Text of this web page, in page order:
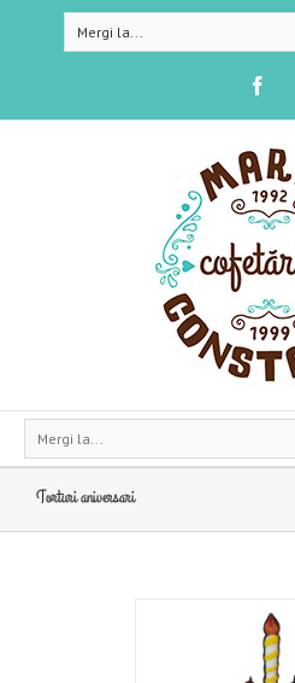
Mergi la...
Mergi la...
Torturi aniversari